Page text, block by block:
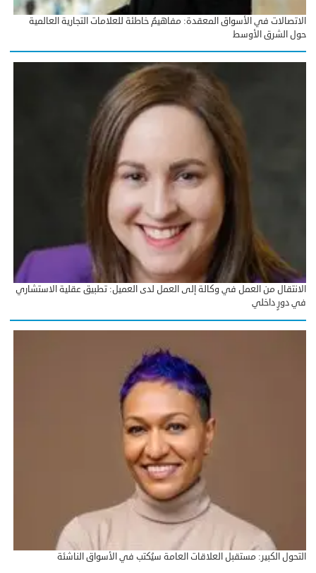
الاتصالات في الأسواق المعقدة: مفاهيمُ خاطئة للعلامات التجارية العالمية
حول الشرق الأوسط
الانتقال من العمل في وكالة إلى العمل لدى العميل: تطبيق عقلية الاستشاري
في دورٍ داخلي
التحول الكبير: مستقبل العلاقات العامة سيُكتب في الأسواق الناشئة